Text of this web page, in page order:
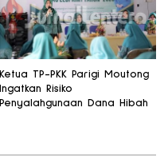
Ketua TP-PKK Parigi Moutong
Ingatkan Risiko
Penyalahgunaan Dana Hibah